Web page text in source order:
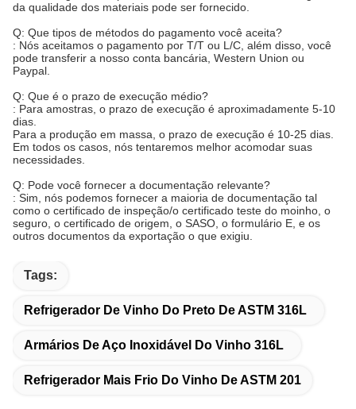
da qualidade dos materiais pode ser fornecido.
Q: Que tipos de métodos do pagamento você aceita?
: Nós aceitamos o pagamento por T/T ou L/C, além disso, você
pode transferir a nosso conta bancária, Western Union ou
Paypal.
Q: Que é o prazo de execução médio?
: Para amostras, o prazo de execução é aproximadamente 5-10
dias.
Para a produção em massa, o prazo de execução é 10-25 dias.
Em todos os casos, nós tentaremos melhor acomodar suas
necessidades.
Q: Pode você fornecer a documentação relevante?
: Sim, nós podemos fornecer a maioria de documentação tal
como o certificado de inspeção/o certificado teste do moinho, o
seguro, o certificado de origem, o SASO, o formulário E, e os
outros documentos da exportação o que exigiu.
Tags:
Refrigerador De Vinho Do Preto De ASTM 316L
Armários De Aço Inoxidável Do Vinho 316L
Refrigerador Mais Frio Do Vinho De ASTM 201